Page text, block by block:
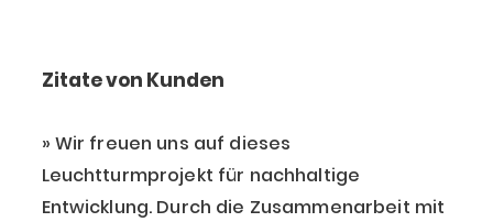
Zitate von Kunden
Wir freuen uns auf dieses
Leuchtturmprojekt für nachhaltige
Entwicklung. Durch die Zusammenarbeit mit